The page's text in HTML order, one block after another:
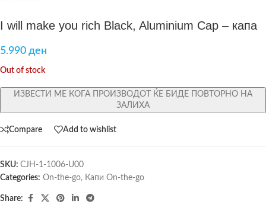
I will make you rich Black, Aluminium Cap – капа
5.990 ден
Out of stock
ИЗВЕСТИ МЕ КОГА ПРОИЗВОДОТ ЌЕ БИДЕ ПОВТОРНО НА
ЗАЛИХА
Compare Add to wishlist
SKU: CJH-1-1006-U00
Categories: On-the-go, Капи On-the-go
Share: